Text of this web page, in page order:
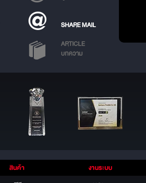
SHARE MAIL
ARTICLE
บทความ
สินค้า งานระบบ